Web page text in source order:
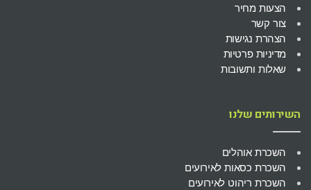
הצעות מחיר
צור קשר
הצהרת נגישות
מדיניות פרטיות
שאלות ותשובות
השירותים שלנו
השכרת אוהלים
השכרת כסאות לאירועים
השכרת ריהוט לאירועים